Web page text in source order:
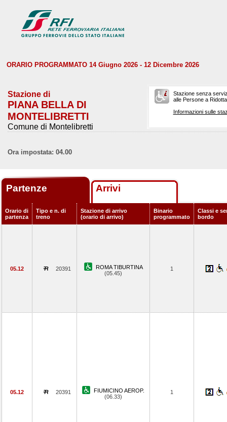
ORARIO PROGRAMMATO 14 Giugno 2026 - 12 Dicembre 2026
Stazione di
PIANA BELLA DI
MONTELIBRETTI
Comune di Montelibretti
Stazione senza
alle Persone a
Informazioni sulle
Ora impostata: 04.00
Partenze Arrivi
Orario di
partenza
Tipo e n. di
treno
Stazione di arrivo
(orario di arrivo)
Binario
programmato
Classi e
bordo
05.12 20391
ROMA TIBURTINA
(05.45)
1
05.12 20391
FIUMICINO AEROP.
(06.33)
1